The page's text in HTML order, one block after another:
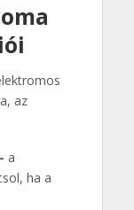
az
a
ha a